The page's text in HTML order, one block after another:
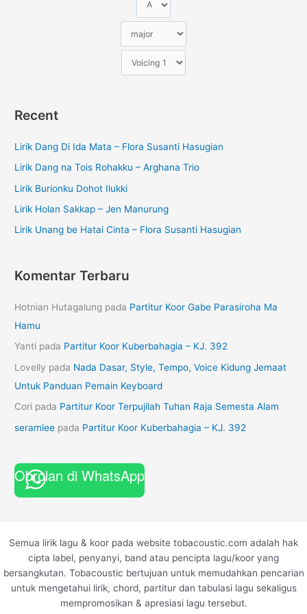
Recent
Lirik Dang Di Ida Mata – Flora Susanti Hasugian
Lirik Dang na Tois Rohakku – Arghana Trio
Lirik Burionku Dohot Ilukki
Lirik Holan Sakkap – Jen Manurung
Lirik Unang be Hatai Cinta – Flora Susanti Hasugian
Komentar Terbaru
Hotnian Hutagalung pada Partitur Koor Gabe Parasiroha Ma
Hamu
Yanti pada Partitur Koor Kuberbahagia – KJ. 392
Lovelly pada Nada Dasar, Style, Tempo, Voice Kidung Jemaat
Untuk Panduan Pemain Keyboard
Cori pada Partitur Koor Terpujilah Tuhan Raja Semesta Alam
seramlee pada Partitur Koor Kuberbahagia – KJ. 392
Obrolan di WhatsApp
Semua lirik lagu & koor pada website tobacoustic.com adalah hak
cipta label, penyanyi, band atau pencipta lagu/koor yang
bersangkutan. Tobacoustic bertujuan untuk memudahkan pencarian
untuk mengetahui lirik, chord, partitur dan tabulasi lagu sekaligus
mempromosikan & apresiasi lagu tersebut.